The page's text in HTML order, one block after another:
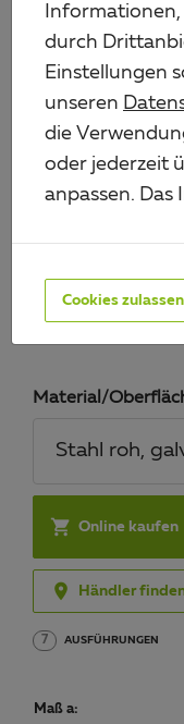
durch
Einstellungen
unseren
die
oder jederzeit
anpassen. Das
Cookies zulassen
Material/
Stahl roh,
 Online kaufen
 Händler
7 AUSFÜHRUNGEN
Maß a: